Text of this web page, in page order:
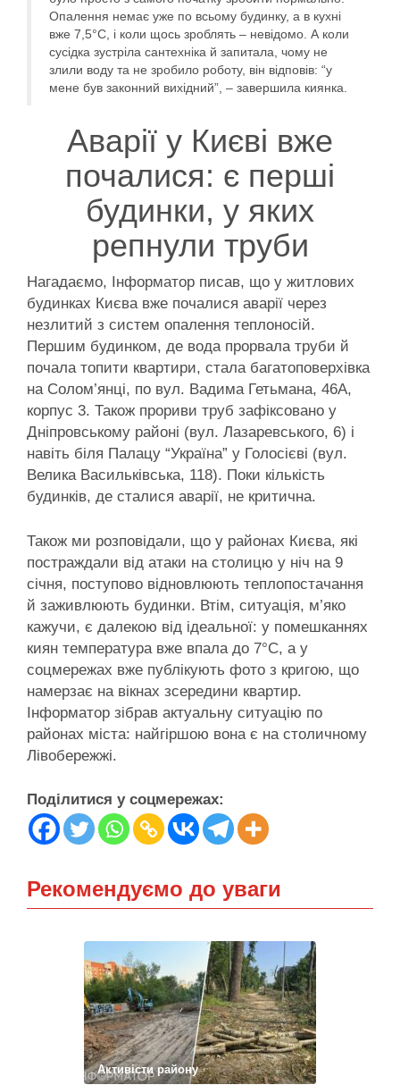
Опалення немає уже по всьому будинку, а в кухні
вже 7,5°С, і коли щось зроблять – невідомо. А коли
сусідка зустріла сантехніка й запитала, чому не
злили воду та не зробило роботу, він відповів: “у
мене був законний вихідний”, – завершила киянка.
Аварії у Києві вже
почалися: є перші
будинки, у яких
репнули труби
Нагадаємо, Інформатор писав, що у житлових
будинках Києва вже почалися аварії через
незлитий з систем опалення теплоносій.
Першим будинком, де вода прорвала труби й
почала топити квартири, стала багатоповерхівка
на Солом’янці, по вул. Вадима Гетьмана, 46А,
корпус 3. Також прориви труб зафіксовано у
Дніпровському районі (вул. Лазаревського, 6) і
навіть біля Палацу “Україна” у Голосієві (вул.
Велика Васильківська, 118). Поки кількість
будинків, де сталися аварії, не критична.
Також ми розповідали, що у районах Києва, які
постраждали від атаки на столицю у ніч на 9
січня, поступово відновлюють теплопостачання
й заживлюють будинки. Втім, ситуація, м’яко
кажучи, є далекою від ідеальної: у помешканнях
киян температура вже впала до 7°С, а у
соцмережах вже публікують фото з кригою, що
намерзає на вікнах зсередини квартир.
Інформатор зібрав актуальну ситуацію по
районах міста: найгіршою вона є на столичному
Лівобережжі.
Поділитися у соцмережах:
Рекомендуємо до уваги
Активісти району